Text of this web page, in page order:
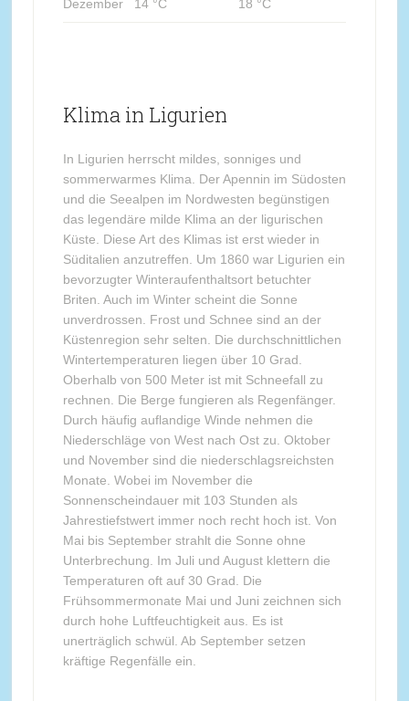
Dezember 14 °C 18 °C
Klima in Ligurien
In Ligurien herrscht mildes, sonniges und
sommerwarmes Klima. Der Apennin im Südosten
und die Seealpen im Nordwesten begünstigen
das legendäre milde Klima an der ligurischen
Küste. Diese Art des Klimas ist erst wieder in
Süditalien anzutreffen. Um 1860 war Ligurien ein
bevorzugter Winteraufenthaltsort betuchter
Briten. Auch im Winter scheint die Sonne
unverdrossen. Frost und Schnee sind an der
Küstenregion sehr selten. Die durchschnittlichen
Wintertemperaturen liegen über 10 Grad.
Oberhalb von 500 Meter ist mit Schneefall zu
rechnen. Die Berge fungieren als Regenfänger.
Durch häufig auflandige Winde nehmen die
Niederschläge von West nach Ost zu. Oktober
und November sind die niederschlagsreichsten
Monate. Wobei im November die
Sonnenscheindauer mit 103 Stunden als
Jahrestiefstwert immer noch recht hoch ist. Von
Mai bis September strahlt die Sonne ohne
Unterbrechung. Im Juli und August klettern die
Temperaturen oft auf 30 Grad. Die
Frühsommermonate Mai und Juni zeichnen sich
durch hohe Luftfeuchtigkeit aus. Es ist
unerträglich schwül. Ab September setzen
kräftige Regenfälle ein.